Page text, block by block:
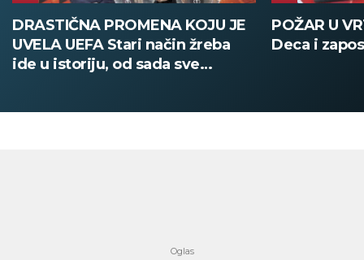
DRASTIČNA PROMENA KOJU JE
UVELA UEFA Stari način žreba
ide u istoriju, od sada sve
POŽAR U
Deca i